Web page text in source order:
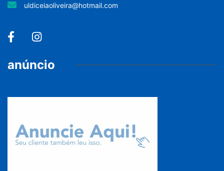
uldiceiaoliveira@hotmail.com
anúncio